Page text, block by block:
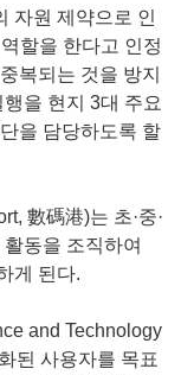
자원 제약으로 인
할을 한다고 인정
복되는 것을 방지
을 현지 3대 주요
을 담당하도록 할
數碼港)는 초·중·
동을 조직하여
게 된다.
and Technology
된 사용자를 목표